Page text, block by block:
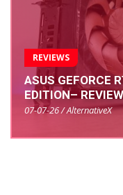
REVIEWS
ASUS GEFORCE
EDITION– REVIEW
07-07-26 / AlternativeX